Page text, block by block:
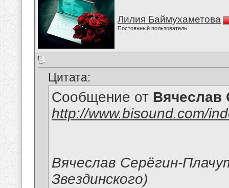
Лилия Баймухаметова
Постоянный пользователь
Цитата:
Сообщение от Вячеслав
http://www.bisound.com/
Вячеслав Серёгин-
Звездинского)